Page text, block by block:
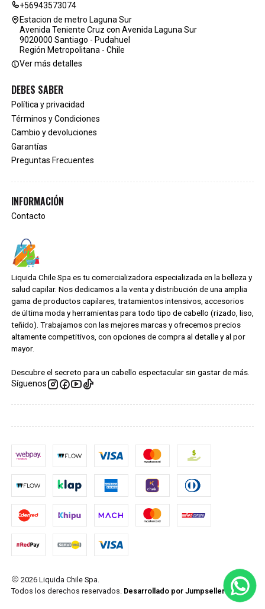
+56943573074
Estacion de metro Laguna Sur
Avenida Teniente Cruz con Avenida Laguna Sur
9020000 Santiago - Pudahuel
Región Metropolitana - Chile
Ver más detalles
DEBES SABER
Política y privacidad
Términos y Condiciones
Cambio y devoluciones
Garantías
Preguntas Frecuentes
INFORMACIÓN
Contacto
Liquida Chile Spa es tu comercializadora especializada en la belleza y
salud capilar. Nos dedicamos a la venta y distribución de una amplia
gama de productos capilares, tratamientos intensivos, accesorios
de última moda y herramientas para todo tipo de cabello (rizado, liso,
teñido). Trabajamos con las mejores marcas y ofrecemos precios
altamente competitivos, con opciones de compra al detalle y al por
mayor.
Descubre el secreto para un cabello espectacular sin gastar de más.
Síguenos
2026 Liquida Chile Spa.
Todos los derechos reservados. Desarrollado por Jumpseller.